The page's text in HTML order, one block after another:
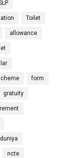
Toilet
allowance
form
gratuity
ncte